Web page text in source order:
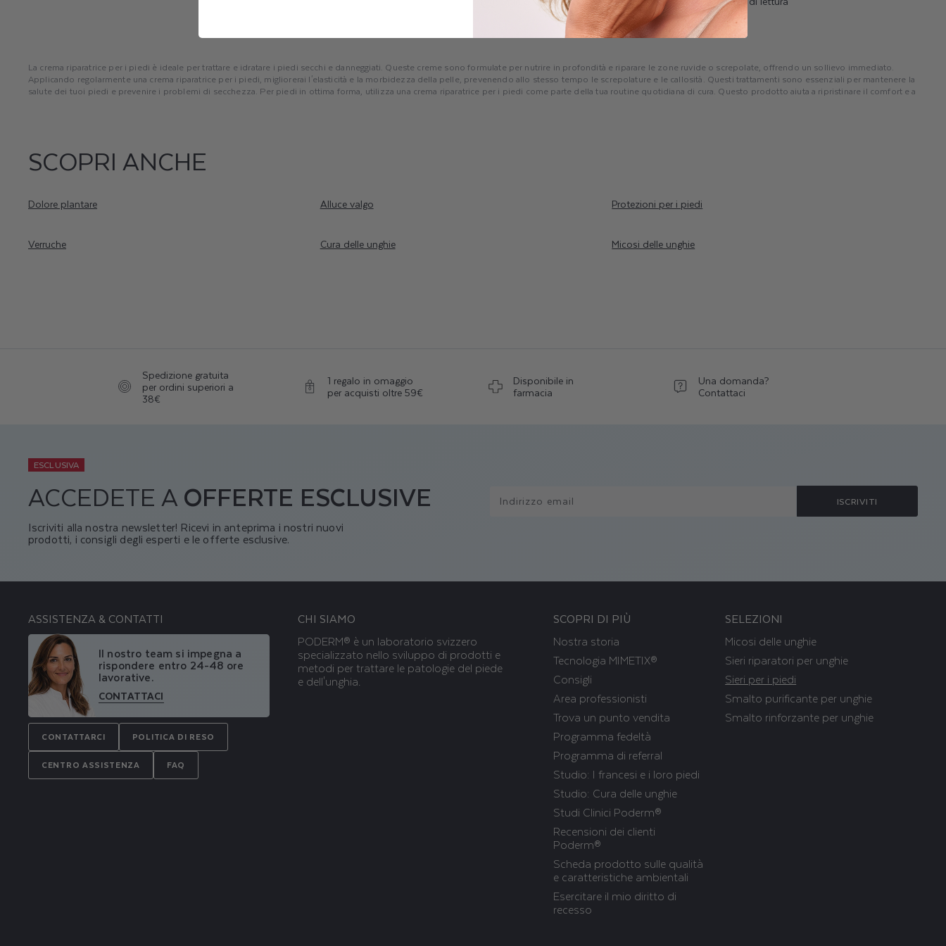
La crema riparatrice per i piedi è ideale per trattare e idratare i piedi secchi e danneggiati. Queste creme sono formulate per nutrire in profondità e riparare le zone ruvide o screpolate, offrendo un sollievo immediato.
Applicando regolarmente una crema riparatrice per i piedi, migliorerai l'elasticità e la morbidezza della pelle, prevenendo allo stesso tempo le screpolature e le callosità. Questi trattamenti sono essenziali per mantenere la
salute dei tuoi piedi e prevenire i problemi di secchezza. Per piedi in ottima forma, utilizza una crema riparatrice per i piedi come parte della tua routine quotidiana di cura. Questo prodotto aiuta a ripristinare il comfort e a
SCOPRI ANCHE
Dolore plantare Alluce valgo Protezioni per i piedi
Verruche Cura delle unghie Micosi delle unghie
Spedizione gratuita
per ordini superiori a
38€
1 regalo in omaggio
per acquisti oltre 59€
Disponibile in
farmacia
Una domanda?
Contattaci
ESCLUSIVA
ACCEDETE AOFFERTE ESCLUSIVE
Iscriviti alla nostra newsletter! Ricevi in anteprima i nostri nuovi
prodotti, i consigli degli esperti e le offerte esclusive.
Indirizzo email ISCRIVITI
ASSISTENZA & CONTATTI
Il nostro team si impegna a
rispondere entro 24-48 ore
lavorative.
CONTATTACI
CONTATTARCI POLITICA DI RESO
CENTRO ASSISTENZA FAQ
CHI SIAMO
PODERM® è un laboratorio svizzero
specializzato nello sviluppo di prodotti e
metodi per trattare le patologie del piede
e dell'unghia.
SCOPRI DI PIÙ
Nostra storia
Tecnologia MIMETIX®
Consigli
Area professionisti
Trova un punto vendita
Programma fedeltà
Programma di referral
Studio: I francesi e i loro piedi
Studio: Cura delle unghie
Studi Clinici Poderm®
Recensioni dei clienti
Poderm®
Scheda prodotto sulle qualità
e caratteristiche ambientali
Esercitare il mio diritto di
recesso
SELEZIONI
Micosi delle unghie
Sieri riparatori per unghie
Sieri per i piedi
Smalto purificante per unghie
Smalto rinforzante per unghie